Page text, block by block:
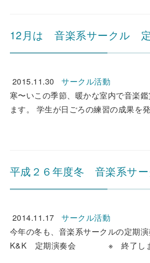
12月は 音楽系サークル
2015.11.30
サークル活動
寒〜いこの季節、暖かな室内で音楽
ます。 学生が日ごろの練習の成果を
平成２６年度冬 音楽系サ
2014.11.17
サークル活動
今年の冬も、音楽系サークルの定期
K&K 定期演奏会 ※ 終了しま